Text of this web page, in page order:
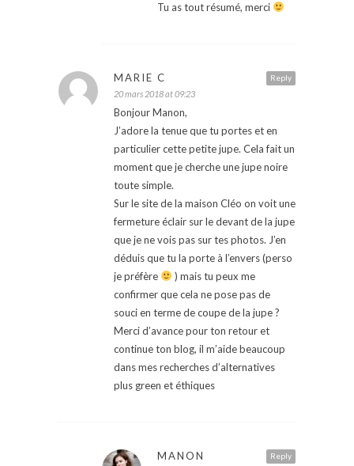
Tu as tout résumé, merci
Reply
MARIE C
20 mars 2018 at 09:23
Bonjour Manon,
J’adore la tenue que tu portes et en
particulier cette petite jupe. Cela fait un
moment que je cherche une jupe noire
toute simple.
Sur le site de la maison Cléo on voit une
fermeture éclair sur le devant de la jupe
que je ne vois pas sur tes photos. J’en
déduis que tu la porte à l’envers (perso
je préfère
) mais tu peux me
confirmer que cela ne pose pas de
souci en terme de coupe de la jupe ?
Merci d’avance pour ton retour et
continue ton blog, il m’aide beaucoup
dans mes recherches d’alternatives
plus green et éthiques
Reply
MANON